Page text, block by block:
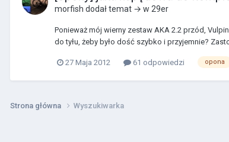
morfish dodał temat → w 29er
Ponieważ mój wierny zestaw AKA 2.2 przód,
do tyłu, żeby było dość szybko i przyjemnie?
27 Maja 2012 61 odpowiedzi opona
Strona główna Wyszukiwarka